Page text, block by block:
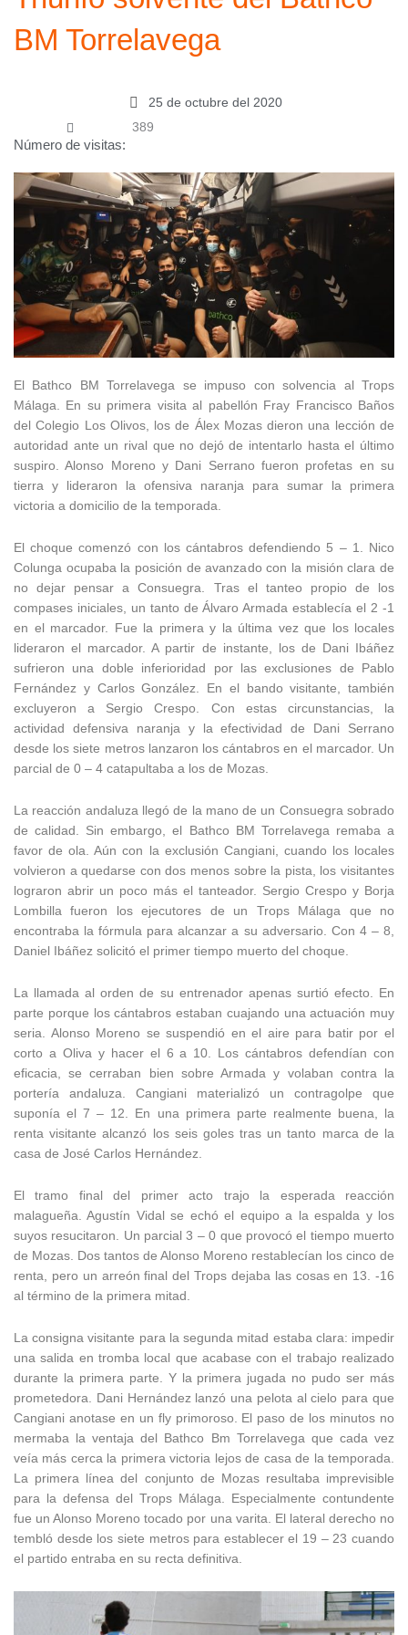
BM Torrelavega
25 de octubre del 2020
Número de visitas:
389
El Bathco BM Torrelavega se impuso con solvencia al Trops
Málaga. En su primera visita al pabellón Fray Francisco Baños
del Colegio Los Olivos, los de Álex Mozas dieron una lección de
autoridad ante un rival que no dejó de intentarlo hasta el último
suspiro. Alonso Moreno y Dani Serrano fueron profetas en su
tierra y lideraron la ofensiva naranja para sumar la primera
victoria a domicilio de la temporada.
El choque comenzó con los cántabros defendiendo 5 – 1. Nico
Colunga ocupaba la posición de avanzado con la misión clara de
no dejar pensar a Consuegra. Tras el tanteo propio de los
compases iniciales, un tanto de Álvaro Armada establecía el 2 -1
en el marcador. Fue la primera y la última vez que los locales
lideraron el marcador. A partir de instante, los de Dani Ibáñez
sufrieron una doble inferioridad por las exclusiones de Pablo
Fernández y Carlos González. En el bando visitante, también
excluyeron a Sergio Crespo. Con estas circunstancias, la
actividad defensiva naranja y la efectividad de Dani Serrano
desde los siete metros lanzaron los cántabros en el marcador. Un
parcial de 0 – 4 catapultaba a los de Mozas.
La reacción andaluza llegó de la mano de un Consuegra sobrado
de calidad. Sin embargo, el Bathco BM Torrelavega remaba a
favor de ola. Aún con la exclusión Cangiani, cuando los locales
volvieron a quedarse con dos menos sobre la pista, los visitantes
lograron abrir un poco más el tanteador. Sergio Crespo y Borja
Lombilla fueron los ejecutores de un Trops Málaga que no
encontraba la fórmula para alcanzar a su adversario. Con 4 – 8,
Daniel Ibáñez solicitó el primer tiempo muerto del choque.
La llamada al orden de su entrenador apenas surtió efecto. En
parte porque los cántabros estaban cuajando una actuación muy
seria. Alonso Moreno se suspendió en el aire para batir por el
corto a Oliva y hacer el 6 a 10. Los cántabros defendían con
eficacia, se cerraban bien sobre Armada y volaban contra la
portería andaluza. Cangiani materializó un contragolpe que
suponía el 7 – 12. En una primera parte realmente buena, la
renta visitante alcanzó los seis goles tras un tanto marca de la
casa de José Carlos Hernández.
El tramo final del primer acto trajo la esperada reacción
malagueña. Agustín Vidal se echó el equipo a la espalda y los
suyos resucitaron. Un parcial 3 – 0 que provocó el tiempo muerto
de Mozas. Dos tantos de Alonso Moreno restablecían los cinco de
renta, pero un arreón final del Trops dejaba las cosas en 13. -16
al término de la primera mitad.
La consigna visitante para la segunda mitad estaba clara: impedir
una salida en tromba local que acabase con el trabajo realizado
durante la primera parte. Y la primera jugada no pudo ser más
prometedora. Dani Hernández lanzó una pelota al cielo para que
Cangiani anotase en un fly primoroso. El paso de los minutos no
mermaba la ventaja del Bathco Bm Torrelavega que cada vez
veía más cerca la primera victoria lejos de casa de la temporada.
La primera línea del conjunto de Mozas resultaba imprevisible
para la defensa del Trops Málaga. Especialmente contundente
fue un Alonso Moreno tocado por una varita. El lateral derecho no
tembló desde los siete metros para establecer el 19 – 23 cuando
el partido entraba en su recta definitiva.